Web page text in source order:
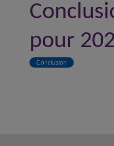
pour
Conclusion